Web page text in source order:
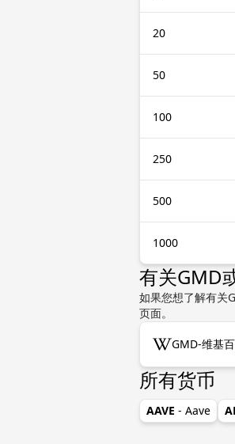
20
50
100
250
500
1000
有关GMD
如果您想了解有关
页面。
GMD-维基
所有货币
AAVE - Aave